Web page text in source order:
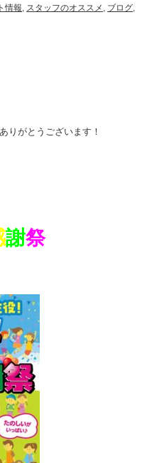
情報 スタッフのオススメ ブログ
りがとうございます！
謝祭